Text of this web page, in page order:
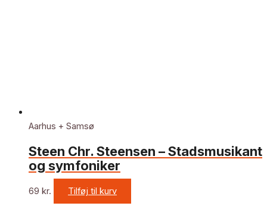
Aarhus + Samsø
Steen Chr. Steensen – Stadsmusikant
og symfoniker
69 kr. Tilføj til kurv